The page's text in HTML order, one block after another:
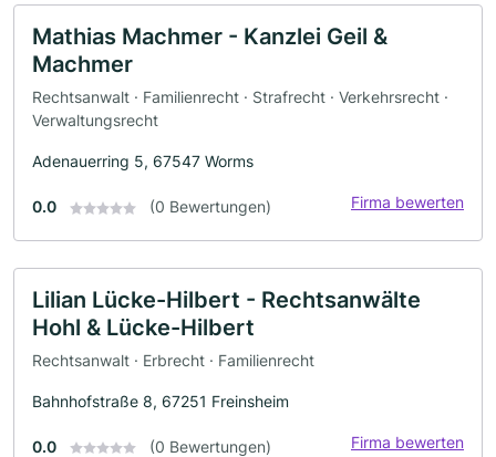
Mathias Machmer - Kanzlei Geil &
Machmer
Rechtsanwalt · Familienrecht · Strafrecht · Verkehrsrecht ·
Verwaltungsrecht
Adenauerring 5, 67547 Worms
0.0 (0 Bewertungen) Firma bewerten
Lilian Lücke-Hilbert - Rechtsanwälte
Hohl & Lücke-Hilbert
Rechtsanwalt · Erbrecht · Familienrecht
Bahnhofstraße 8, 67251 Freinsheim
0.0 (0 Bewertungen) Firma bewerten